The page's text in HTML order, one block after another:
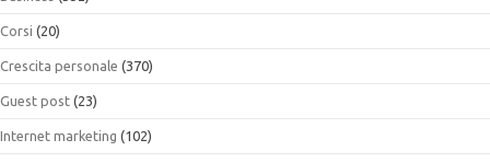
Corsi (20)
Crescita personale (370)
Guest post (23)
Internet marketing (102)